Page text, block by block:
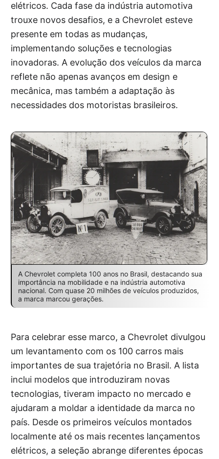
elétricos. Cada fase da indústria automotiva
trouxe novos desafios, e a Chevrolet esteve
presente em todas as mudanças,
implementando soluções e tecnologias
inovadoras. A evolução dos veículos da marca
reflete não apenas avanços em design e
mecânica, mas também a adaptação às
necessidades dos motoristas brasileiros.
A Chevrolet completa 100 anos no Brasil, destacando sua
importância na mobilidade e na indústria automotiva
nacional. Com quase 20 milhões de veículos produzidos,
a marca marcou gerações.
Para celebrar esse marco, a Chevrolet divulgou
um levantamento com os 100 carros mais
importantes de sua trajetória no Brasil. A lista
inclui modelos que introduziram novas
tecnologias, tiveram impacto no mercado e
ajudaram a moldar a identidade da marca no
país. Desde os primeiros veículos montados
localmente até os mais recentes lançamentos
elétricos, a seleção abrange diferentes épocas